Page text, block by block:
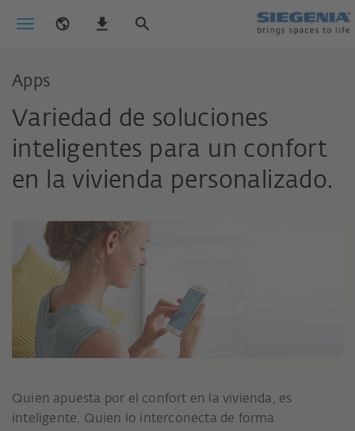
Apps
Variedad de soluciones
inteligentes para un confort
en la vivienda personalizado.
Quien apuesta por el confort en la vivienda, es
inteligente. Quien lo interconecta de forma